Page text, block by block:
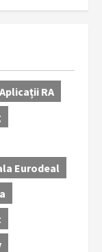
Aplicații RA
Eurodeal